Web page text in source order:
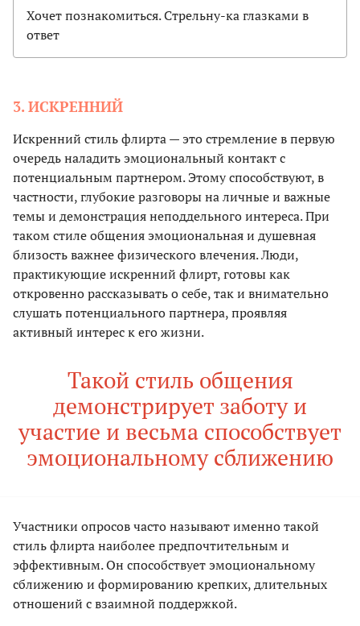
Хочет познакомиться. Стрельну-ка глазками в
ответ
3. ИСКРЕННИЙ
Искренний стиль флирта — это стремление в первую
очередь наладить эмоциональный контакт с
потенциальным партнером. Этому способствуют, в
частности, глубокие разговоры на личные и важные
темы и демонстрация неподдельного интереса. При
таком стиле общения эмоциональная и душевная
близость важнее физического влечения. Люди,
практикующие искренний флирт, готовы как
откровенно рассказывать о себе, так и внимательно
слушать потенциального партнера, проявляя
активный интерес к его жизни.
Такой стиль общения
демонстрирует заботу и
участие и весьма способствует
эмоциональному сближению
Участники опросов часто называют именно такой
стиль флирта наиболее предпочтительным и
эффективным. Он способствует эмоциональному
сближению и формированию крепких, длительных
отношений с взаимной поддержкой.